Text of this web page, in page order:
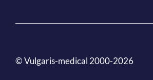
© Vulgaris-medical 2000-2026